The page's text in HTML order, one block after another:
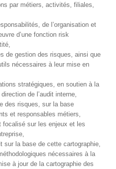
par métiers, activités, filiales,
de l’organisation et
d’une fonction risk
de gestion des risques, ainsi que
nécessaires à leur mise en
stratégiques, en soutien à la
de l’audit interne,
des risques, sur la base
et responsables métiers,
focalisé sur les enjeux et les
sur la base de cette cartographie,
nécessaires à la
à jour de la cartographie des